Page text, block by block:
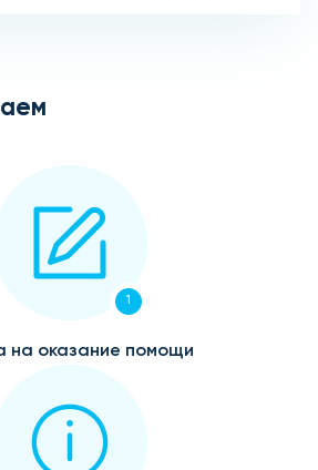
1
на оказание помощи